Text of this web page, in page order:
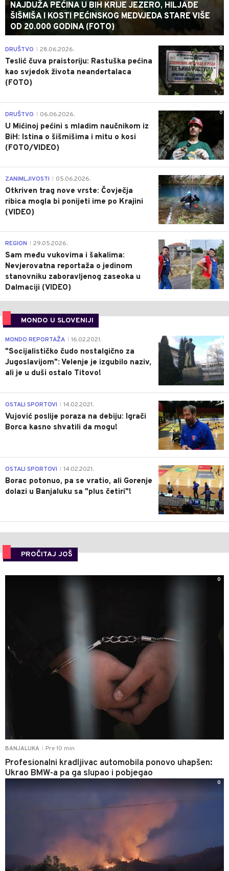
NAJDUŽA PEĆINA U BIH KRIJE JEZERO, HILJADE
ŠIŠMIŠA I KOSTI PEĆINSKOG MEDVJEDA STARE VIŠE
OD 20.000 GODINA (FOTO)
0
DRUŠTVO 28.06.2026.
Teslić čuva praistoriju: Rastuška pećina
kao svjedok života neandertalaca
(FOTO)
0
DRUŠTVO 06.06.2026.
U Mićinoj pećini s mladim naučnikom iz
BiH: Istina o šišmišima i mitu o kosi
(FOTO/VIDEO)
0
ZANIMLJIVOSTI 05.06.2026.
Otkriven trag nove vrste: Čovječja
ribica mogla bi ponijeti ime po Krajini
(VIDEO)
0
REGION 29.05.2026.
Sam među vukovima i šakalima:
Nevjerovatna reportaža o jedinom
stanovniku zaboravljenog zaseoka u
Dalmaciji (VIDEO)
MONDO U SLOVENIJI
4
MONDO REPORTAŽA 16.02.2021.
"Socijalističko čudo nostalgično za
Jugoslavijom": Velenje je izgubilo naziv,
ali je u duši ostalo Titovo!
1
OSTALI SPORTOVI 14.02.2021.
Vujović poslije poraza na debiju: Igrači
Borca kasno shvatili da mogu!
3
OSTALI SPORTOVI 14.02.2021.
Borac potonuo, pa se vratio, ali Gorenje
dolazi u Banjaluku sa "plus četiri"!
PROČITAJ JOŠ
BANJALUKA Pre 10 min
Profesionalni kradljivac automobila ponovo uhapšen:
Ukrao BMW-a pa ga slupao i pobjegao
0
0